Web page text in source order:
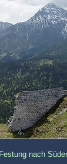
nach